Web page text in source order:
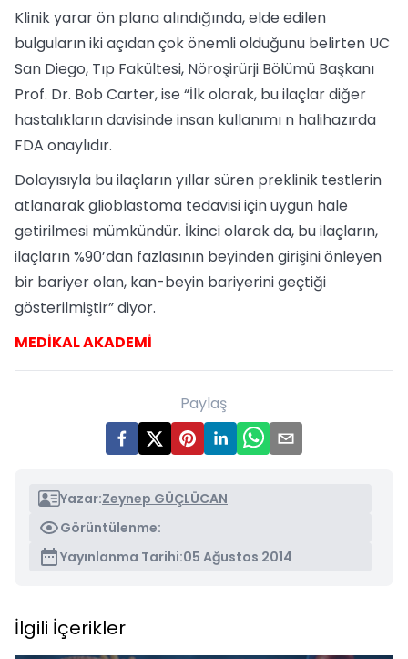
Klinik yarar ön plana alındığında, elde edilen
bulguların iki açıdan çok önemli olduğunu belirten UC
San Diego, Tıp Fakültesi, Nöroşirürji Bölümü Başkanı
Prof. Dr. Bob Carter, ise “İlk olarak, bu ilaçlar diğer
hastalıkların davisinde insan kullanımı n halihazırda
FDA onaylıdır.
Dolayısıyla bu ilaçların yıllar süren preklinik testlerin
atlanarak glioblastoma tedavisi için uygun hale
getirilmesi mümkündür. İkinci olarak da, bu ilaçların,
ilaçların %90’dan fazlasının beyinden girişini önleyen
bir bariyer olan, kan-beyin bariyerini geçtiği
gösterilmiştir” diyor.
MEDİKAL AKADEMİ
Paylaş
Yazar:Zeynep GÜÇLÜCAN
Görüntülenme:
Yayınlanma Tarihi:05 Ağustos 2014
İlgili İçerikler